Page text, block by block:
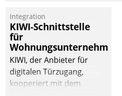
Integration
KIWI-Schnittstelle
für
Wohnungsunternehmen
KIWI, der Anbieter für
digitalen Türzugang,
kooperiert mit dem